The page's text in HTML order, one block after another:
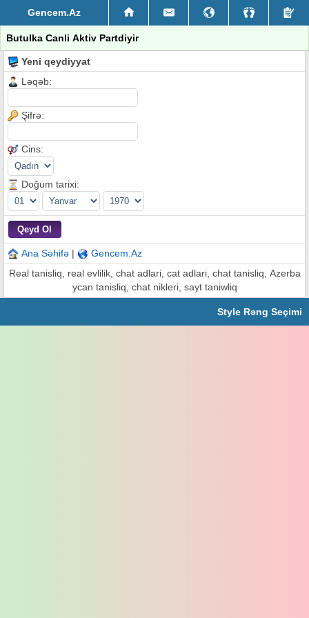
Gencem.Az
Butulka Canli Aktiv Partdiyir
Yeni qeydiyyat
Ləqəb:
Şifrə:
Cins:
Doğum tarixi:
Ana Səhifə |
Gencem.Az
Real tanisliq, real evlilik, chat adlari, cat adlari, chat tanisliq, Azerba
ycan tanisliq, chat nikleri, sayt taniwliq
Style Rəng Seçimi